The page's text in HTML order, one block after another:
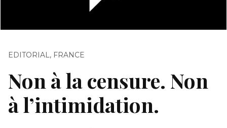
EDITORIAL , FRANCE
Non à la censure. Non
à l’intimidation.